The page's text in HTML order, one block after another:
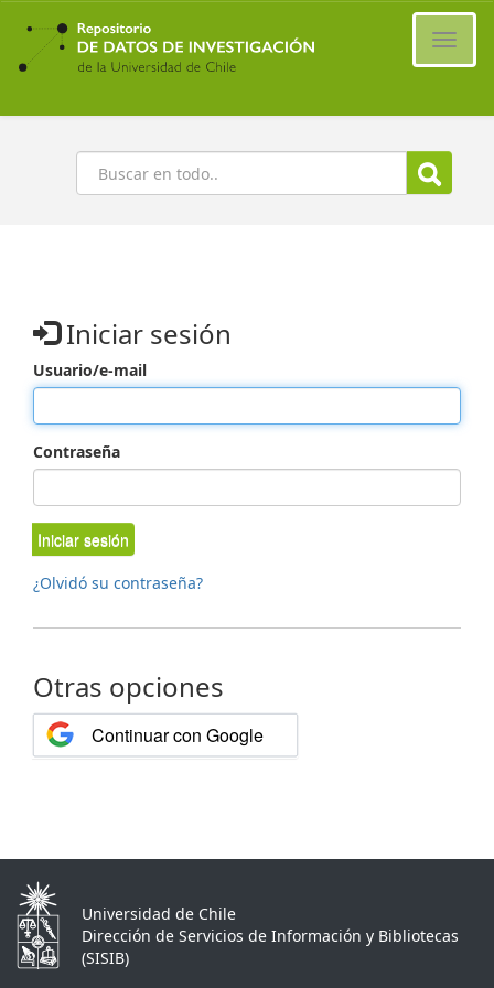
Ir
contenido
principal
Buscar
Iniciar sesión
Usuario/e-mail
Contraseña
Iniciar sesión
¿Olvidó su contraseña?
Otras opciones
Continuar con Google
Universidad de Chile
Dirección de Servicios de Información y Bibliotecas
(SISIB)